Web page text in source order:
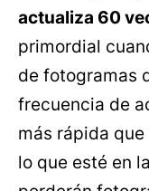
actualiza 60
primordial
de fotogramas
frecuencia de
más rápida
lo que esté en